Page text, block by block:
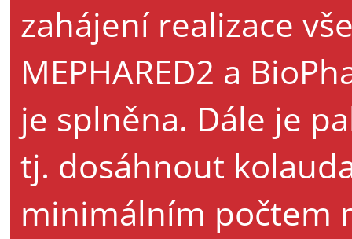
zahájení realizace
MEPHARED2 a
je splněna. Dále je
tj. dosáhnout
minimálním počtem